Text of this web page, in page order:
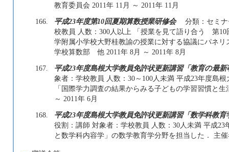
教育委員会 2011年 11月 ～ 2011年 11月
166.
平成23年度第10回夏期算数授業研修会
分類：セミ
校教員 人数：300人以上 「授業を見て語り合う 第
学附属小学校大野桂教諭の授業に対する協議にパネ
学校算数部 他 2011年 8月 ～ 2011年 8月
167.
平成23年度島根大学教員免許状更新講習「教育の最新
象者：学校教員 人数：30～100人未満 平成23年度島
「国際学力調査の結果からみる子どもの学習習慣と
～ 2011年 6月
168.
平成23年度島根大学教員免許状更新講習「数学科教
役割：講師 対象者：学校教員 人数：30人未満 平成
と数学科内容学」の数学教育学分野を担当した． 主